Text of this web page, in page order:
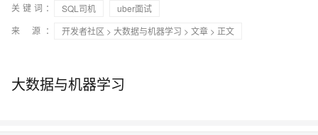
关键词：
SQL司机
uber面试
来 源：
开发者社区 > 大数据与机器学习 > 文章 > 正文
大数据与机器学习